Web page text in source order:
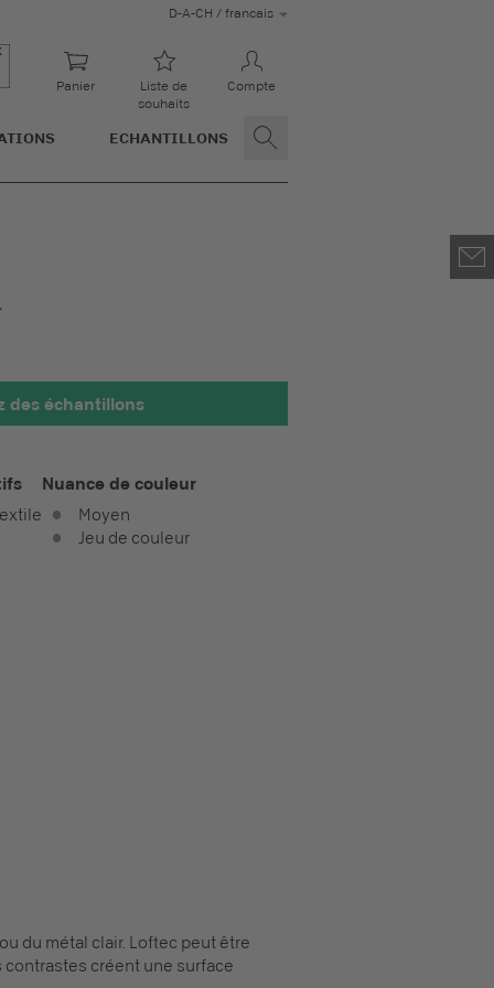
D-A-CH / francais
Panier
Liste de
souhaits
Compte
ECHANTILLONS
x 100 mm
des échantillons
Nuance de couleur
Moyen
Jeu de couleur
du métal clair. Loftec peut être
créent une surface